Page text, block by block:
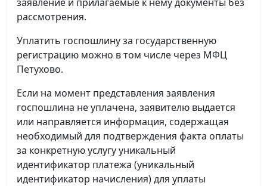
рассмотрения.
Уплатить госпошлину за государственную
регистрацию можно в том числе через МФЦ
Петухово.
Если на момент представления заявления
госпошлина не уплачена, заявителю выдается
или направляется информация, содержащая
необходимый для подтверждения факта оплаты
за конкретную услугу уникальный
идентификатор платежа (уникальный
идентификатор начисления) для уплаты